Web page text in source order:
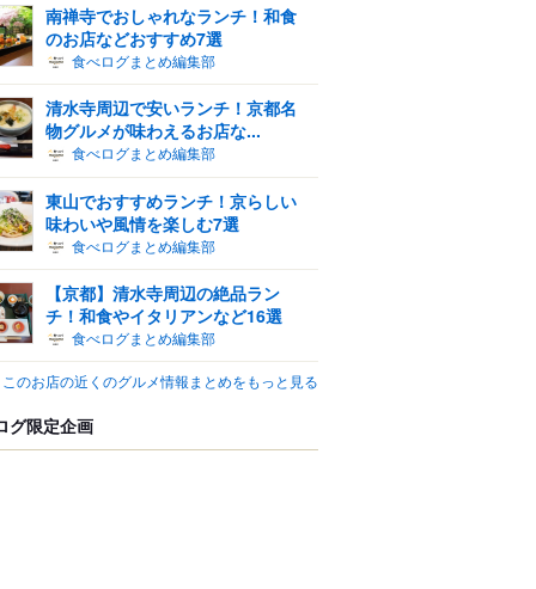
南禅寺でおしゃれなランチ！和食
のお店などおすすめ7選
食べログまとめ編集部
清水寺周辺で安いランチ！京都名
物グルメが味わえるお店な...
食べログまとめ編集部
東山でおすすめランチ！京らしい
味わいや風情を楽しむ7選
食べログまとめ編集部
【京都】清水寺周辺の絶品ラン
チ！和食やイタリアンなど16選
食べログまとめ編集部
このお店の近くのグルメ情報まとめをもっと見る
グ限定企画